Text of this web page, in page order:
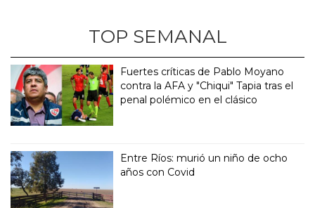
TOP SEMANAL
Fuertes críticas de Pablo Moyano
contra la AFA y "Chiqui" Tapia tras el
penal polémico en el clásico
Entre Ríos: murió un niño de ocho
años con Covid